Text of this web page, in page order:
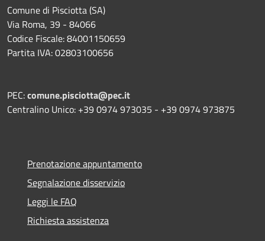
Comune di Pisciotta (SA)
Via Roma, 39 - 84066
Codice Fiscale: 84001150659
Partita IVA: 02803100656
PEC:comune.pisciotta@pec.it
Centralino Unico: +39 0974 973035 - +39 0974 973875
Prenotazione appuntamento
Segnalazione disservizio
Leggi le FAQ
Richiesta assistenza